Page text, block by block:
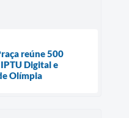
reúne 500
Digital e
Olímpia